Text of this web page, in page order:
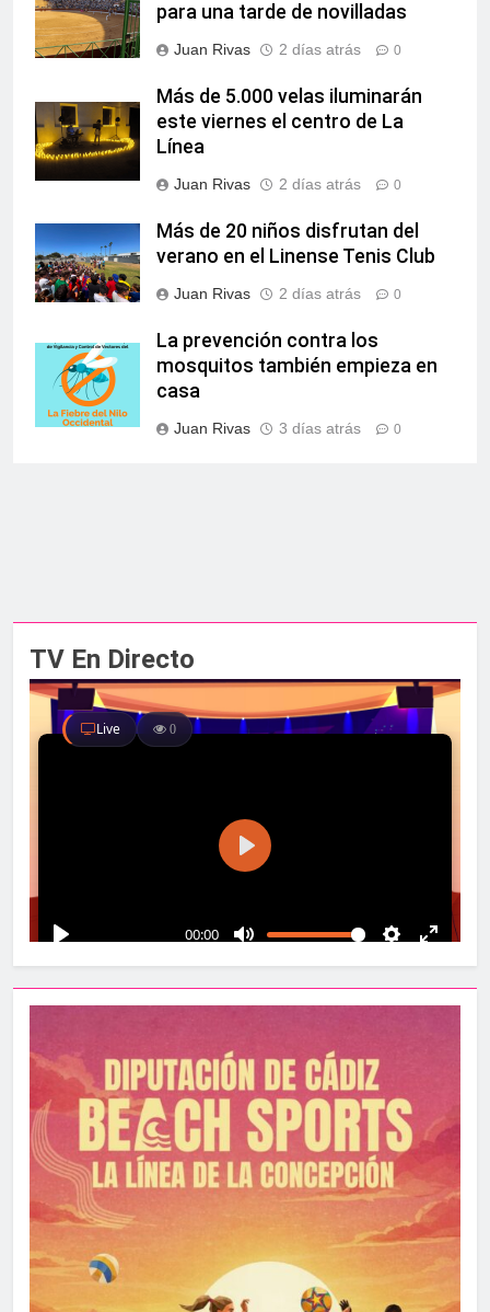
TV En Directo
para una tarde de novilladas
Juan Rivas 2 días atrás 0
Más de 5.000 velas iluminarán
este viernes el centro de La
Línea
Juan Rivas 2 días atrás 0
Más de 20 niños disfrutan del
verano en el Linense Tenis Club
Juan Rivas 2 días atrás 0
La prevención contra los
mosquitos también empieza en
casa
Juan Rivas 3 días atrás 0